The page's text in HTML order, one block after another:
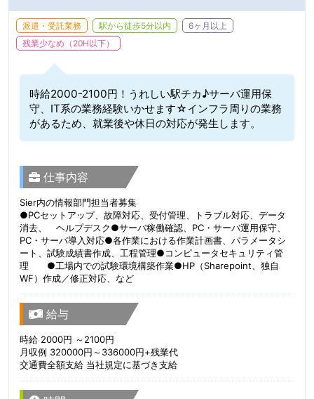
派遣・受託業務 駅から徒歩5分以内
6ヶ月以上
残業少なめ（20H以下）
時給2000-2100円！うれしい駅チカ♪サーバ運用保
守、IT系の業務経験いかせます☆インフラ周りの業務
があるため、就業後や休日の対応が発生します。
仕事内容
Sier内の情報部門担当者募集
●PCセットアップ、故障対応、受付管理、トラブル対応、データ
消去、 ヘルプデスク●サーバ稼働確認、PC・サーバ運用保守、
PC・サーバ導入対応●各作業における作業計画書、パラメータシ
ート、試験成績書作成、工程管理●コンピュータセキュリティ管
理 ●工場内での試験環境構築作業●HP（Sharepoint、独自
WF）作成／修正対応、など
給与
時給 2000円 ～2100円
月収例 320000円～336000円+残業代
交通費全額支給 当社規定に基づき支給